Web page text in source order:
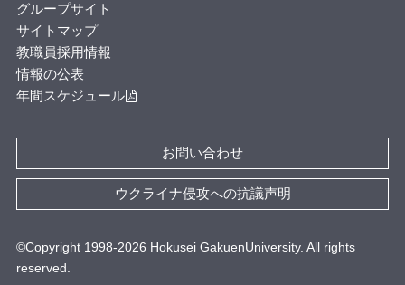
グループサイト
サイトマップ
教職員採用情報
情報の公表
年間スケジュール
お問い合わせ
ウクライナ侵攻への抗議声明
©Copyright 1998-2026 Hokusei GakuenUniversity. All rights
reserved.